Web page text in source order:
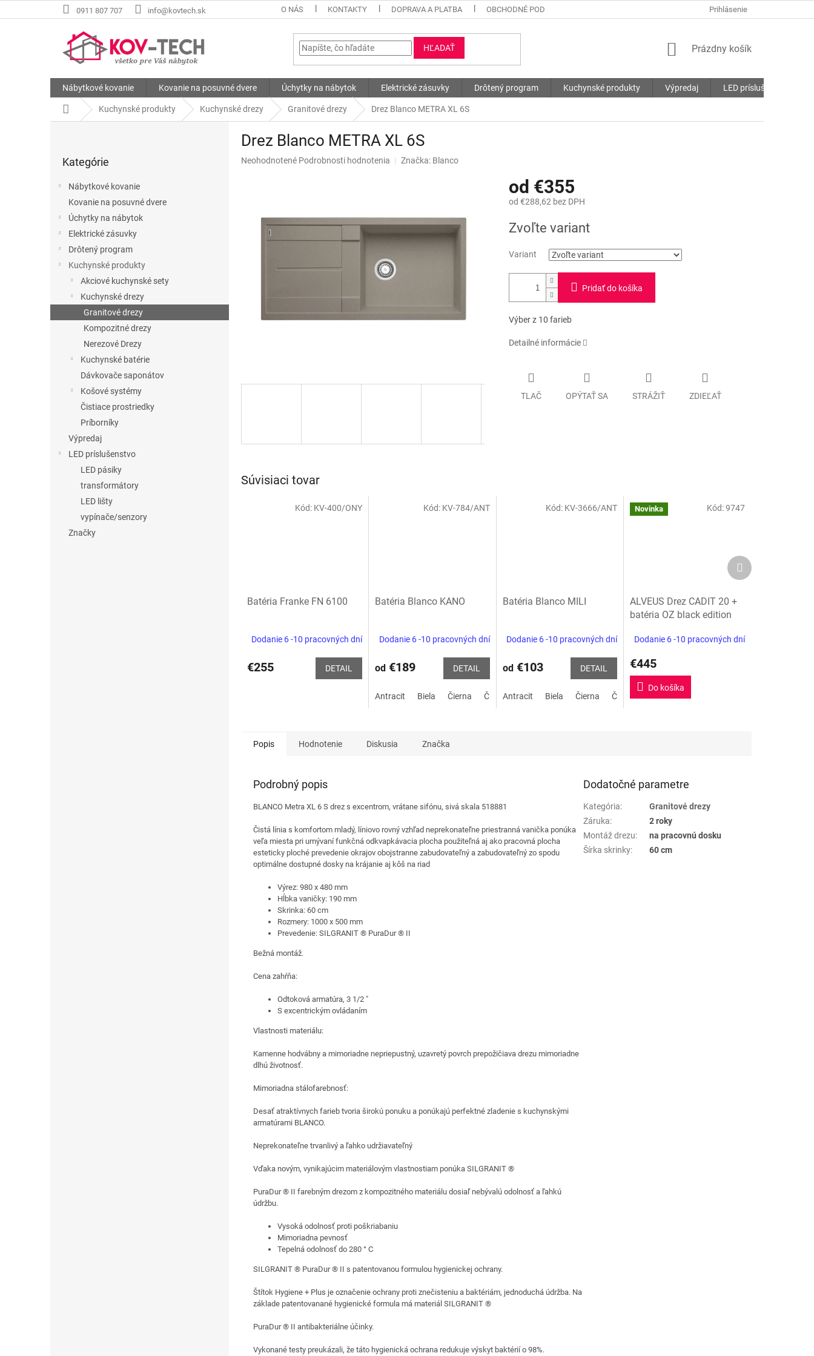
na
0911 807 707 info@kovtech.sk O NÁS KONTAKTY DOPRAVA A PLATBA OBCHODNÉ PODMIENKY SÚBORY COOKIES
Prihlásenie
HĽADAŤ
NÁKUPNÝ
Prázdny košík
Nábytkové kovanie Kovanie na posuvné dvere Úchytky na nábytok Elektrické zásuvky Drôtený program Kuchynské produkty Výpredaj LED príslušenstvo
DomovKuchynské produkty Kuchynské drezy Granitové drezy Drez Blanco METRA XL 6S
kategórie
Kategórie
Nábytkové kovanie
Kovanie na posuvné dvere
Úchytky na nábytok
Elektrické zásuvky
Drôtený program
Kuchynské produkty
Akciové kuchynské sety
Kuchynské drezy
Granitové drezy
Kompozitné drezy
Nerezové Drezy
Kuchynské batérie
Dávkovače saponátov
Košové systémy
Čistiace prostriedky
Príborníky
Výpredaj
LED príslušenstvo
LED pásiky
transformátory
LED lišty
vypínače/senzory
Značky
Drez Blanco METRA XL 6S
Priemerné
hviezdičiek.
Neohodnotené Podrobnosti hodnotenia Značka: Blanco
od €355
od €288,62bez DPH
cena:
Zvoľte variant
Variant
Pridať do košíka
Výber z 10 farieb
Detailné informácie
TLAČ OPÝTAŤ SA STRÁŽIŤ ZDIEĽAŤ
Súvisiaci tovar
Batéria Franke FN 6100
Dodanie 6 -10 pracovných dní
€255 DETAIL
Kód: KV-400/ONY
Batéria Blanco KANO
Dodanie 6 -10 pracovných dní
od€189 DETAIL
Antracit Biela Čierna Čierna matná Kávová biela soft
Kód: KV-784/ANT
Batéria Blanco MILI
Dodanie 6 -10 pracovných dní
od€103 DETAIL
Antracit Biela Čierna Čierna matná
Kód: KV-3666/ANT Novinka
ALVEUS Drez CADIT 20 +
batéria OZ black edition
Dodanie 6 -10 pracovných dní
€445
Do košíka
Kód:9747
Ďalší
produkt
Popis Hodnotenie Diskusia Značka
Podrobný popis
BLANCO Metra XL 6 S drez s excentrom, vrátane sifónu, sivá skala 518881
Čistá línia s komfortom mladý, líniovo rovný vzhľad neprekonateľne priestranná vanička ponúka
veľa miesta pri umývaní funkčná odkvapkávacia plocha použiteľná aj ako pracovná plocha
esteticky ploché prevedenie okrajov obojstranne zabudovateľný a zabudovateľný zo spodu
optimálne dostupné dosky na krájanie aj kôš na riad
Výrez: 980 x 480 mm
Hĺbka vaničky: 190 mm
Skrinka: 60 cm
Rozmery: 1000 x 500 mm
Prevedenie: SILGRANIT ® PuraDur ® II
Bežná montáž.
Cena zahŕňa:
Odtoková armatúra, 3 1/2 "
S excentrickým ovládaním
Vlastnosti materiálu:
Kamenne hodvábny a mimoriadne nepriepustný, uzavretý povrch prepožičiava drezu mimoriadne
dlhú životnosť.
Mimoriadna stálofarebnosť:
Desať atraktívnych farieb tvoria širokú ponuku a ponúkajú perfektné zladenie s kuchynskými
armatúrami BLANCO.
Neprekonateľne trvanlivý a ľahko udržiavateľný
Vďaka novým, vynikajúcim materiálovým vlastnostiam ponúka SILGRANIT ®
PuraDur ® II farebným drezom z kompozitného materiálu dosiaľ nebývalú odolnosť a ľahkú
údržbu.
Vysoká odolnosť proti poškriabaniu
Mimoriadna pevnosť
Tepelná odolnosť do 280 ° C
SILGRANIT ® PuraDur ® II s patentovanou formulou hygienickej ochrany.
Štítok Hygiene + Plus je označenie ochrany proti znečisteniu a baktériám, jednoduchá údržba. Na
základe patentovanané hygienické formula má materiál SILGRANIT ®
PuraDur ® II antibakteriálne účinky.
Vykonané testy preukázali, že táto hygienická ochrana redukuje výskyt baktérií o 98%.
Dodatočné parametre
Kategória:
Granitové drezy
Záruka:
2 roky
Montáž drezu:
na pracovnú dosku
Šírka skrinky: 60 cm